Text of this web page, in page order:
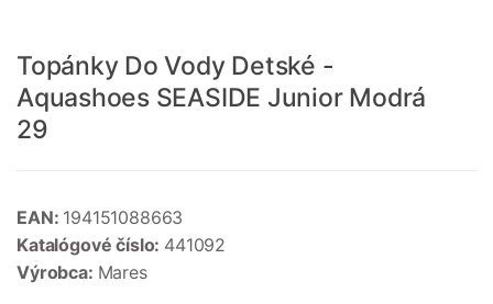
Topánky Do Vody Detské -
Aquashoes SEASIDE Junior Modrá
29
EAN: 194151088663
Katalógové číslo: 441092
Výrobca: Mares